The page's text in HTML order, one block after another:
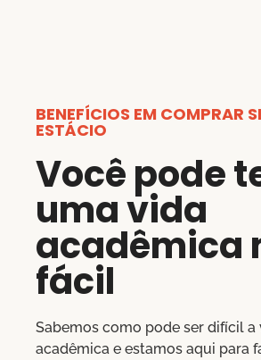
BENEFÍCIOS EM COMPRAR
ESTÁCIO
Você pode
uma vida
acadêmica
fácil
Sabemos como pode ser difícil a
acadêmica e estamos aqui para